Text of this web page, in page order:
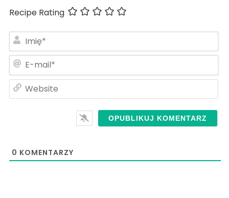
Recipe Rating
0 KOMENTARZY